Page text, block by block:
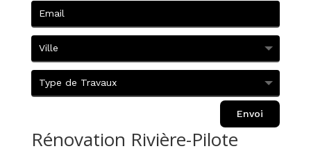
Envoi
Rénovation Rivière-Pilote